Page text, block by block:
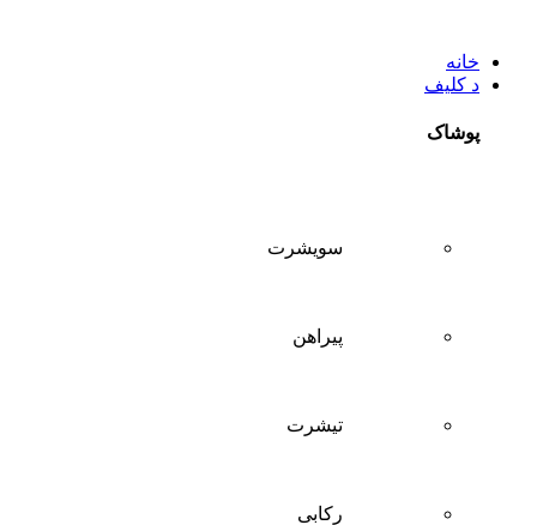
خانه
د کلیف
پوشاک
سويشرت
پیراهن
تيشرت
ركابی